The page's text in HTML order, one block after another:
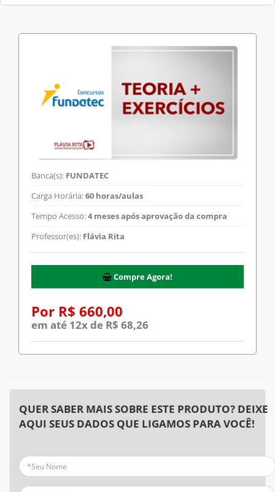
Banca(s): FUNDATEC
Carga Horária:60 horas/aulas
Tempo Acesso:4 meses após aprovação da compra
Professor(es): Flávia Rita
Compre Agora!
Por R$ 660,00
em até 12x de R$ 68,26
QUER SABER MAIS SOBRE ESTE PRODUTO? DEIXE
AQUI SEUS DADOS QUE LIGAMOS PARA VOCÊ!